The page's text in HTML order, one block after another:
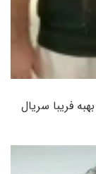
فریبا سریال